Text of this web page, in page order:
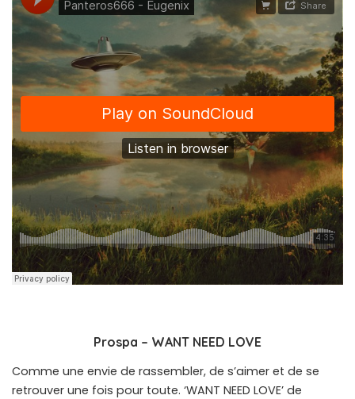
Prospa – WANT NEED LOVE
Comme une envie de rassembler, de s’aimer et de se
retrouver une fois pour toute. ‘WANT NEED LOVE’ de